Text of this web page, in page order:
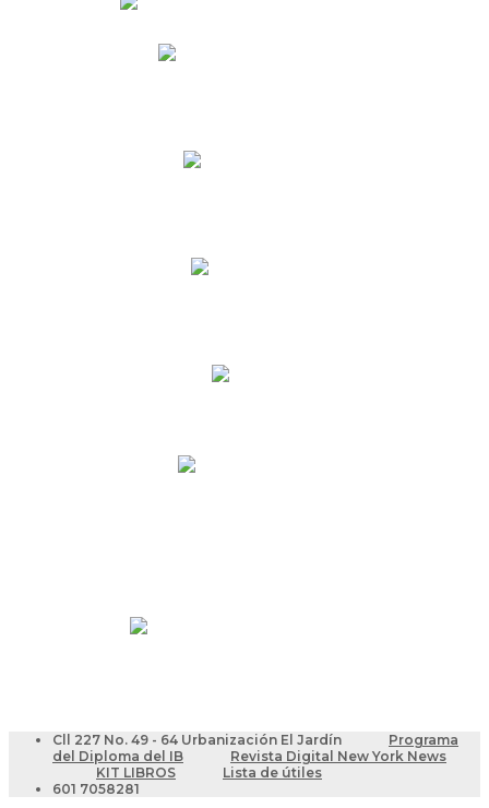
Cll 227 No. 49 - 64 Urbanización El Jardín
Programa
del Diploma del IB
Revista Digital New York News
KIT LIBROS
Lista de útiles
601 7058281